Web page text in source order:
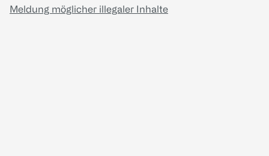
Meldung möglicher illegaler Inhalte